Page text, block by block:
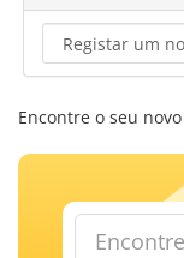
Encontre o seu